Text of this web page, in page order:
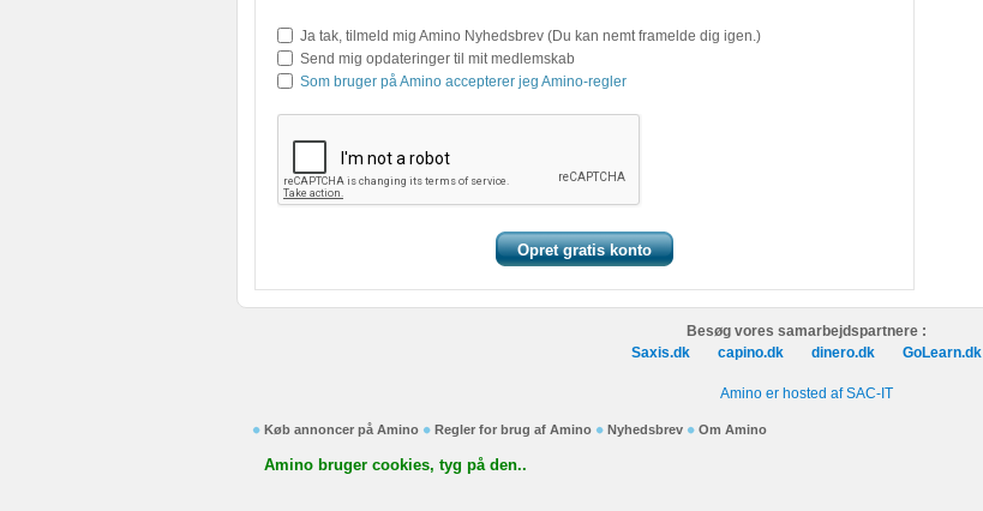
Ja tak, tilmeld mig Amino Nyhedsbrev (Du kan nemt framelde dig igen.)
Send mig opdateringer til mit medlemskab
Som bruger på Amino accepterer jeg Amino-regler
Besøg vores samarbejdspartnere :
Saxis.dk
capino.dk dinero.dk GoLearn.dk
Amino er hosted af SAC-IT
Køb annoncer på Amino Regler for brug af Amino Nyhedsbrev Om Amino
Amino bruger cookies, tyg på den..